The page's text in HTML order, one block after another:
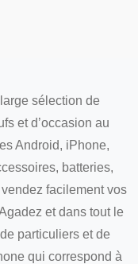
sélection de
et d’occasion au
Android, iPhone,
batteries,
facilement vos
et dans tout le
particuliers et de
qui correspond à